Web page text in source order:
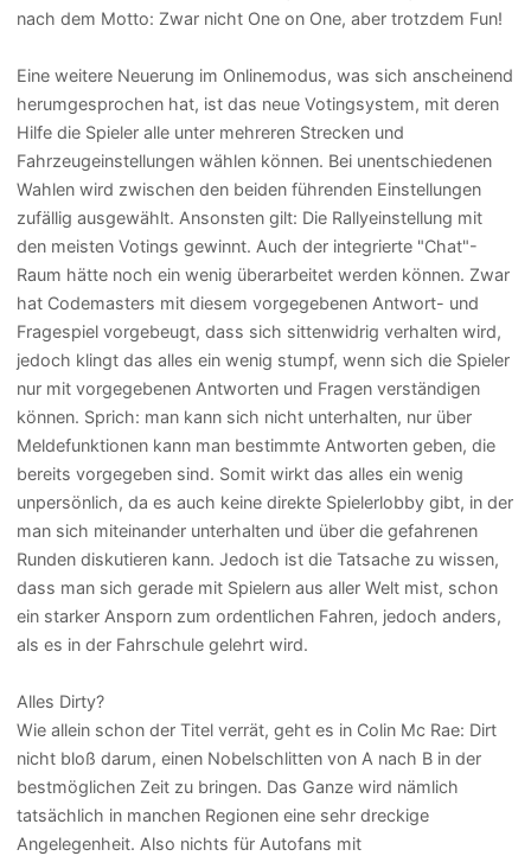
nach dem Motto: Zwar nicht One on One, aber trotzdem Fun!
Eine weitere Neuerung im Onlinemodus, was sich anscheinend
herumgesprochen hat, ist das neue Votingsystem, mit deren
Hilfe die Spieler alle unter mehreren Strecken und
Fahrzeugeinstellungen wählen können. Bei unentschiedenen
Wahlen wird zwischen den beiden führenden Einstellungen
zufällig ausgewählt. Ansonsten gilt: Die Rallyeinstellung mit
den meisten Votings gewinnt. Auch der integrierte "Chat"-
Raum hätte noch ein wenig überarbeitet werden können. Zwar
hat Codemasters mit diesem vorgegebenen Antwort- und
Fragespiel vorgebeugt, dass sich sittenwidrig verhalten wird,
jedoch klingt das alles ein wenig stumpf, wenn sich die Spieler
nur mit vorgegebenen Antworten und Fragen verständigen
können. Sprich: man kann sich nicht unterhalten, nur über
Meldefunktionen kann man bestimmte Antworten geben, die
bereits vorgegeben sind. Somit wirkt das alles ein wenig
unpersönlich, da es auch keine direkte Spielerlobby gibt, in der
man sich miteinander unterhalten und über die gefahrenen
Runden diskutieren kann. Jedoch ist die Tatsache zu wissen,
dass man sich gerade mit Spielern aus aller Welt mist, schon
ein starker Ansporn zum ordentlichen Fahren, jedoch anders,
als es in der Fahrschule gelehrt wird.
Alles Dirty?
Wie allein schon der Titel verrät, geht es in Colin Mc Rae: Dirt
nicht bloß darum, einen Nobelschlitten von A nach B in der
bestmöglichen Zeit zu bringen. Das Ganze wird nämlich
tatsächlich in manchen Regionen eine sehr dreckige
Angelegenheit. Also nichts für Autofans mit